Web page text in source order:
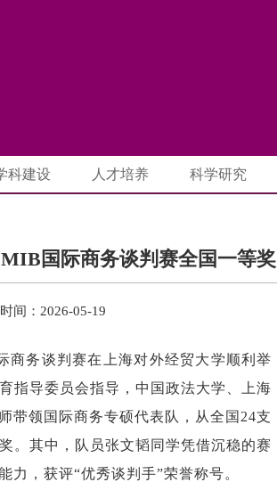
科建设 人才培养 科学研究
国际商务谈判赛全国一等奖
间：2026-05-19
商务谈判赛在上海对外经贸大学顺利举
指导委员会指导，中国政法大学、上海
带领国际商务专硕代表队，从全国24支
。其中，队员张文韬同学凭借沉稳的赛
，获评“优秀谈判手”荣誉称号。